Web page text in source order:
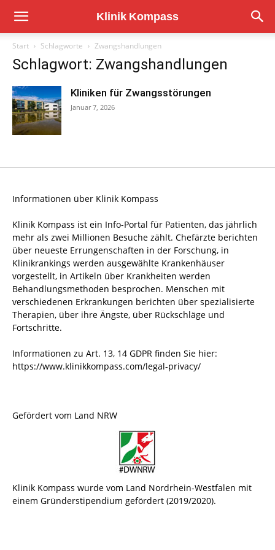
Start Schlagworte Zwangshandlungen
Schlagwort: Zwangshandlungen
Kliniken für Zwangsstörungen
Januar 7, 2026
Informationen über Klinik Kompass
Klinik Kompass ist ein Info-Portal für Patienten, das jährlich
mehr als zwei Millionen Besuche zählt. Chefärzte berichten
über neueste Errungenschaften in der Forschung, in
Klinikrankings werden ausgewählte Krankenhäuser
vorgestellt, in Artikeln über Krankheiten werden
Behandlungsmethoden besprochen. Menschen mit
verschiedenen Erkrankungen berichten über spezialisierte
Therapien, über ihre Ängste, über Rückschläge und
Fortschritte.
Informationen zu Art. 13, 14 GDPR finden Sie hier:
https://www.klinikkompass.com/legal-privacy/
Gefördert vom Land NRW
Klinik Kompass wurde vom Land Nordrhein-Westfalen mit
einem Gründerstipendium gefördert (2019/2020).